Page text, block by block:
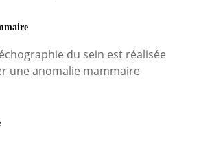
du sein est réalisée
une anomalie mammaire